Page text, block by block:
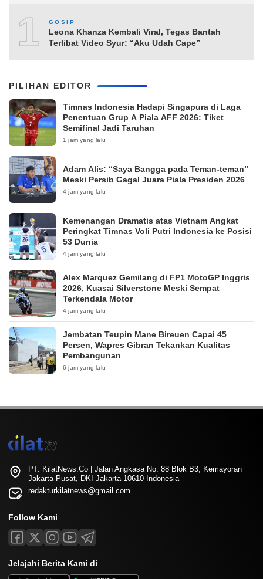
10
GOSIP
Leona Khanza Kembali Viral, Tegas Bantah
Terlibat Video Syur: “Aku Udah Cape”
PILIHAN EDITOR
Timnas Indonesia Hadapi Singapura di Laga
Penentuan Grup A Piala AFF 2026: Tiket
Semifinal Jadi Taruhan
1 jam yang lalu
Adam Alis: “Saya Bangga pada Teman-teman”
Meski Persib Gagal Juara Piala Presiden 2026
4 jam yang lalu
Kemenangan Dramatis atas Vietnam Angkat
Peringkat Timnas Voli Putri Indonesia ke Posisi
53 Dunia
4 jam yang lalu
Alex Marquez Gemilang di FP1 MotoGP Inggris
2026, Kuasai Silverstone Meski Sempat
Terkendala Motor
4 jam yang lalu
Jembatan Teupin Mane Bireuen Capai 45
Persen, Wapres Gibran Tekankan Kualitas
Pembangunan
6 jam yang lalu
PT. KilatNews.Co | Jalan Angkasa No. 88 Blok B3, Kemayoran
Jakarta Pusat, DKI Jakarta 10610 Indonesia
redakturkilatnews@gmail.com
Follow Kami
Jelajahi Berita Kami di